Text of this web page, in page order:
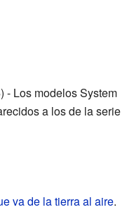
- Los modelos System
a los de la serie
va de la tierra al aire.